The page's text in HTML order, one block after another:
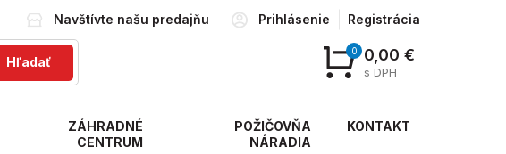
Navštívte našu predajňu Prihlásenie Registrácia
Hľadať
0 0,00 €
s DPH
ZÁHRADNÉ
CENTRUM
POŽIČOVŇA
NÁRADIA
KONTAKT